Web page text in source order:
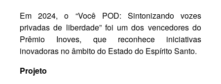
Em 2024, o “Você POD: Sintonizando vozes
privadas de liberdade” foi um dos vencedores do
Prêmio Inoves, que reconhece iniciativas
inovadoras no âmbito do Estado do Espírito Santo.
Projeto